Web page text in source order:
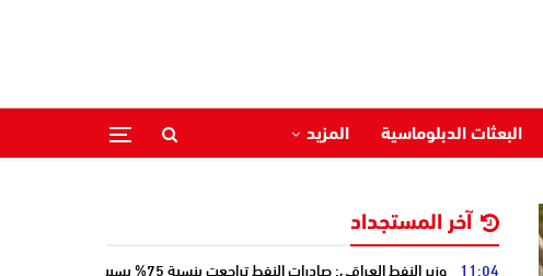
البعثات الدبلوماسية المزيد
آخر المستجداد
11:04 وزير النفط العراقي: صادرات النفط تراجعت بنسبة 75% بسبب إغلاق هرمز